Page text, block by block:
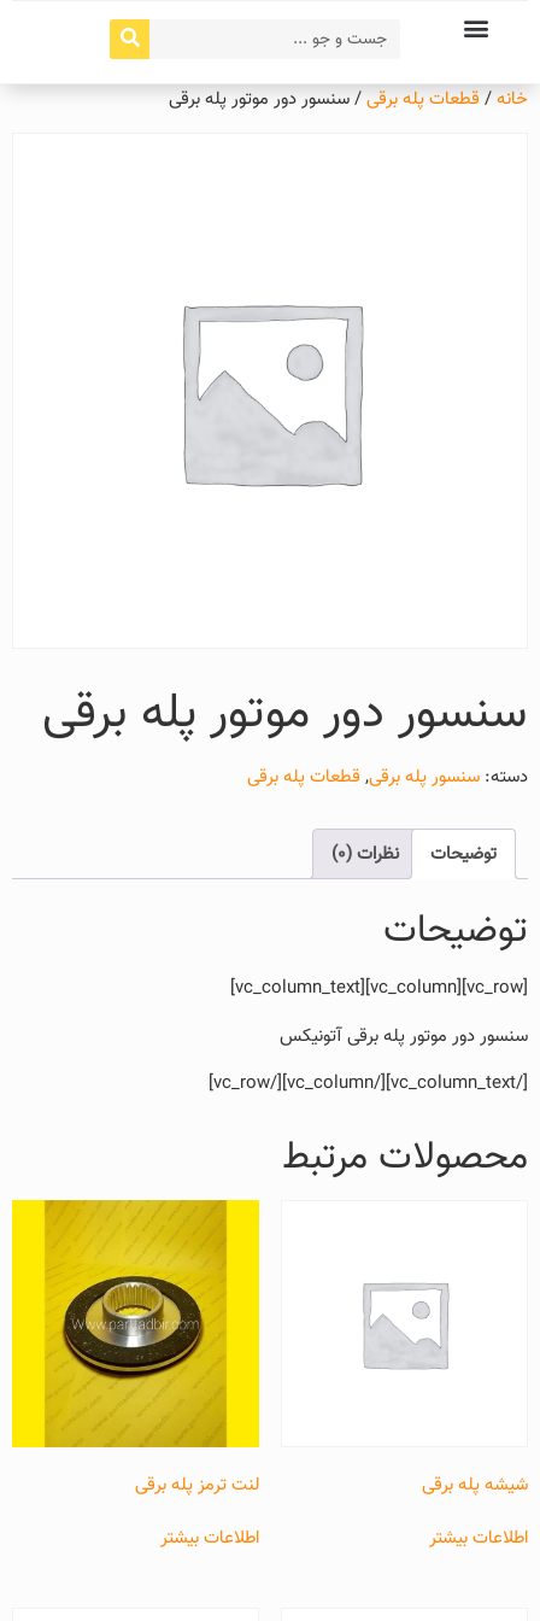
خانه/ قطعات پله برقی/ سنسور دور موتور پله برقی
سنسور دور موتور پله برقی
دسته: سنسور پله برقی, قطعات پله برقی
توضیحات نظرات (0)
توضیحات
[vc_row][vc_column][vc_column_text]
سنسور دور موتور پله برقی آتونیکس
[/vc_column_text][/vc_column][/vc_row]
محصولات مرتبط
شیشه پله برقی
اطلاعات بیشتر
لنت ترمز پله برقی
اطلاعات بیشتر